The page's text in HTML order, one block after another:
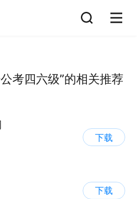
考四六级”的相关推荐
下载
下载